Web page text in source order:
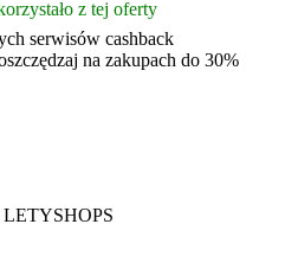
z tej oferty
serwisów cashback
na zakupach do 30%